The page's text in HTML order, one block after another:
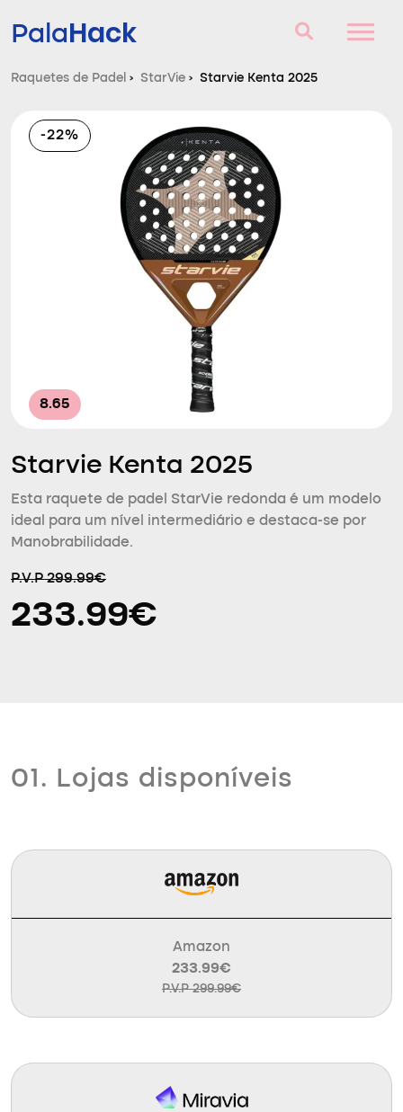
PalaHack
Perguntas e respostas
Comparador
Raquetes de Padel › StarVie › Starvie Kenta 2025
-22%
8.65
Starvie Kenta 2025
Esta raquete de padel StarVie redonda é um modelo
ideal para um nível intermediário e destaca-se por
Manobrabilidade.
P.V.P 299.99€
233.99€
01. Lojas disponíveis
Amazon
233.99€
P.V.P 299.99€